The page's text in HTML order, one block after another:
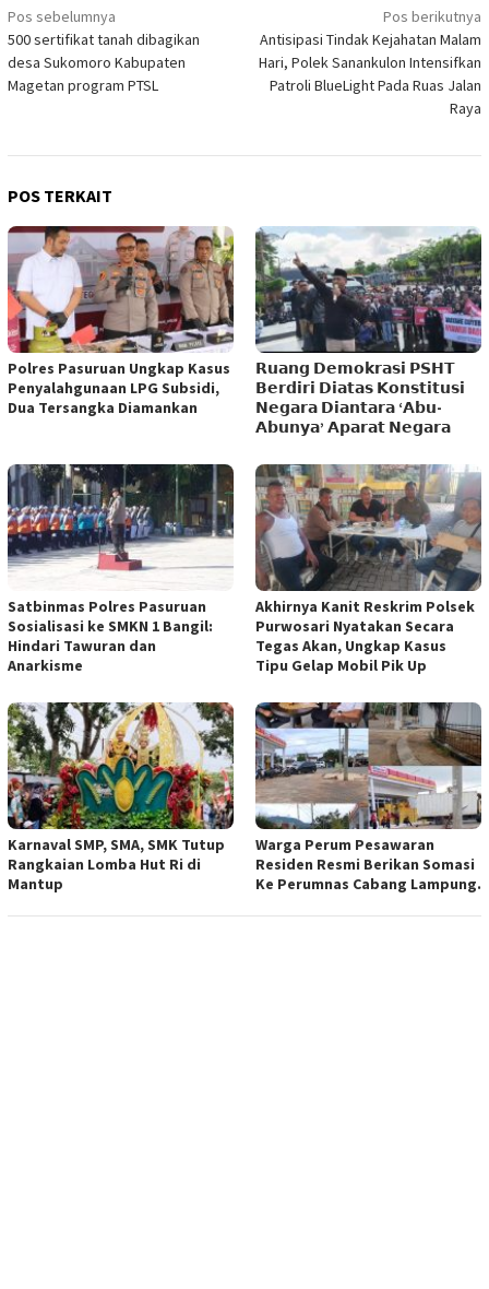
Navigasi
pos
Pos sebelumnya
500 sertifikat tanah dibagikan
desa Sukomoro Kabupaten
Magetan program PTSL
Pos berikutnya
Antisipasi Tindak Kejahatan Malam
Hari, Polek Sanankulon Intensifkan
Patroli BlueLight Pada Ruas Jalan
Raya
POS TERKAIT
Polres Pasuruan Ungkap Kasus
Penyalahgunaan LPG Subsidi,
Dua Tersangka Diamankan
𝗥𝘂𝗮𝗻𝗴 𝗗𝗲𝗺𝗼𝗸𝗿𝗮𝘀𝗶 𝗣𝗦𝗛𝗧
𝗕𝗲𝗿𝗱𝗶𝗿𝗶 𝗗𝗶𝗮𝘁𝗮𝘀 𝗞𝗼𝗻𝘀𝘁𝗶𝘁𝘂𝘀𝗶
𝗡𝗲𝗴𝗮𝗿𝗮 𝗗𝗶𝗮𝗻𝘁𝗮𝗿𝗮 ‘𝗔𝗯𝘂-
𝗔𝗯𝘂𝗻𝘆𝗮’ 𝗔𝗽𝗮𝗿𝗮𝘁 𝗡𝗲𝗴𝗮𝗿𝗮
Satbinmas Polres Pasuruan
Sosialisasi ke SMKN 1 Bangil:
Hindari Tawuran dan
Anarkisme
Akhirnya Kanit Reskrim Polsek
Purwosari Nyatakan Secara
Tegas Akan, Ungkap Kasus
Tipu Gelap Mobil Pik Up
Karnaval SMP, SMA, SMK Tutup
Rangkaian Lomba Hut Ri di
Mantup
Warga Perum Pesawaran
Residen Resmi Berikan Somasi
Ke Perumnas Cabang Lampung.